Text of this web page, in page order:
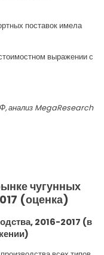
поставок имела
выражении с
анализ MegaResearch
чугунных
(оценка)
2016-2017 (в